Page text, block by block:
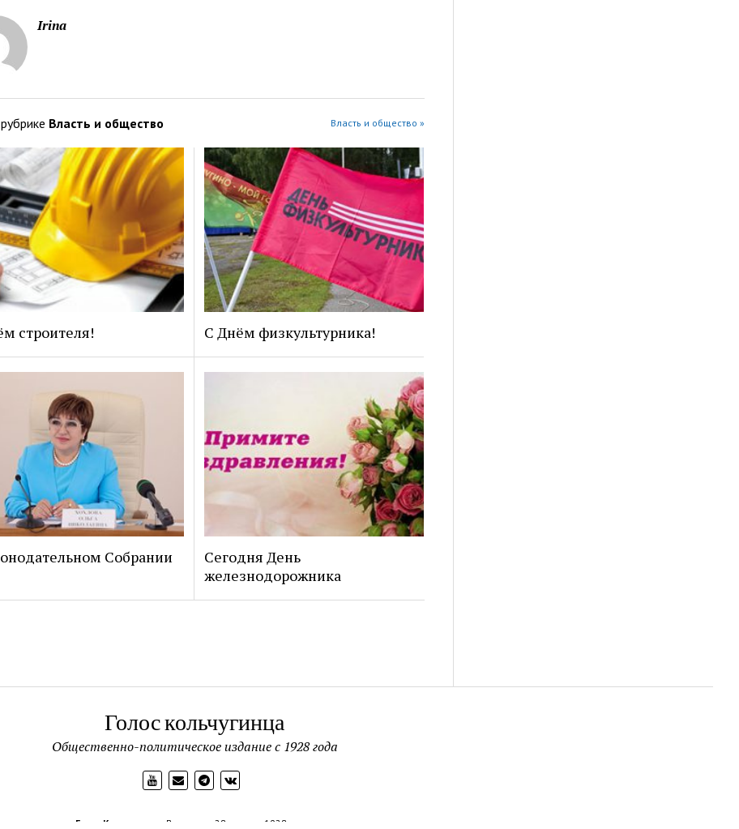
Irina
Власть и общество Власть и общество »
строителя! С Днём физкультурника!
Собрании
Сегодня День
железнодорожника
Голос кольчугинца
Общественно-политическое издание с 1928 года
Голос Кольчугинца Выходит с 28 апреля 1928 года.